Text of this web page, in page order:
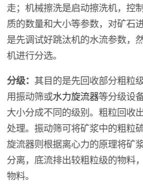
走；机械擦洗是启动擦洗机，控
质的数量和大小等参数，对矿石
是先调试好跳汰机的水流参数，
机进行分选。
分级： 其目的是先回收部分粗粒
用振动筛或水力旋流器等分级设
大小分成不同的级别。粗粒回收
处理。振动筛可将矿浆中的粗粒
旋流器则根据离心力的原理将矿
分离，底流排出较粗粒级的物料
物料。